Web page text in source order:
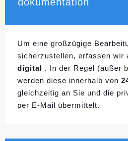
Um eine großzügige
sicherzustellen, erfassen wir
digital . In der Regel (außer
werden diese innerhalb von
gleichzeitig an Sie und die
per E-Mail übermittelt.